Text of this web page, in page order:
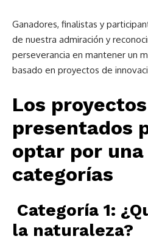
Ganadores, finalistas y
de nuestra admiración y
perseverancia en mantener un
basado en proyectos de
Los proyectos
presentados
optar por
categorías
Categoría 1:
la naturaleza?